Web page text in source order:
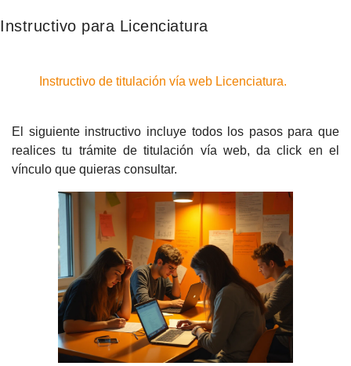
Instructivo para Licenciatura
Instructivo de titulación vía web Licenciatura.
El siguiente instructivo incluye todos los pasos para que
realices tu trámite de titulación vía web, da click en el
vínculo que quieras consultar.